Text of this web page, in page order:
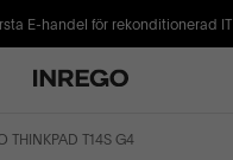
E-handel för rekonditionerad IT
THINKPAD T14S G4